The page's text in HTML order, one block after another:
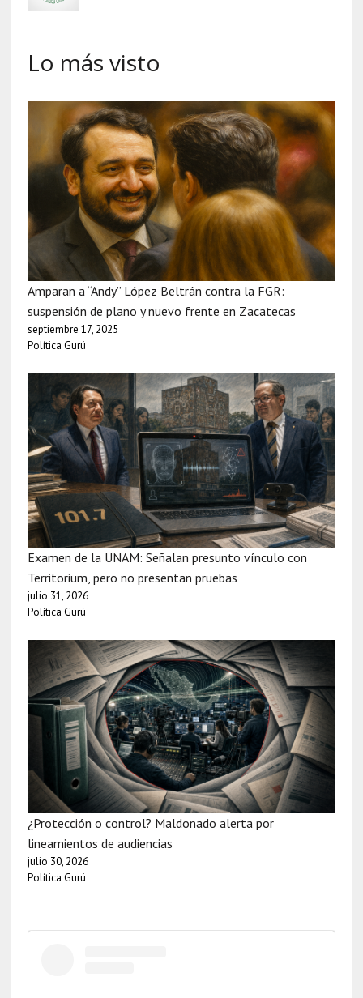
Lo más visto
Amparan a “Andy” López Beltrán contra la FGR:
suspensión de plano y nuevo frente en Zacatecas
septiembre 17, 2025
Política Gurú
Examen de la UNAM: Señalan presunto vínculo con
Territorium, pero no presentan pruebas
julio 31, 2026
Política Gurú
¿Protección o control? Maldonado alerta por
lineamientos de audiencias
julio 30, 2026
Política Gurú